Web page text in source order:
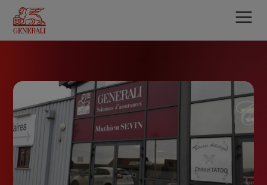
contenu
principal